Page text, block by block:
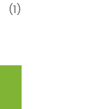
(1)